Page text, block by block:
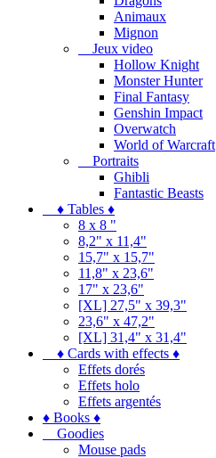
Animaux
Mignon
Jeux video
Hollow Knight
Monster Hunter
Final Fantasy
Genshin Impact
Overwatch
World of Warcraft
Portraits
Ghibli
Fantastic Beasts
♦ Tables ♦
8 x 8 "
8,2" x 11,4"
15,7" x 15,7"
11,8" x 23,6"
17" x 23,6"
[XL] 27,5" x 39,3"
23,6" x 47,2"
[XL] 31,4" x 31,4"
♦ Cards with effects ♦
Effets dorés
Effets holo
Effets argentés
♦ Books ♦
Goodies
Mouse pads